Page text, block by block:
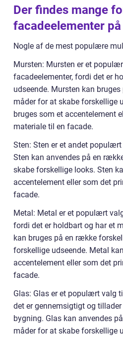
Der findes mange
facadeelementer
Nogle af de mest populære
Mursten: Mursten er et
facadeelementer, fordi det er
udseende. Mursten kan
måder for at skabe forskellige
bruges som et accentelement
materiale til en facade.
Sten: Sten er et andet
Sten kan anvendes på en
skabe forskellige looks. Sten
accentelement eller som det
facade.
Metal: Metal er et populært
fordi det er holdbart og har et
kan bruges på en række
forskellige udseende. Metal
accentelement eller som det
facade.
Glas: Glas er et populært valg
det er gennemsigtigt og
bygning. Glas kan anvendes
måder for at skabe forskellige